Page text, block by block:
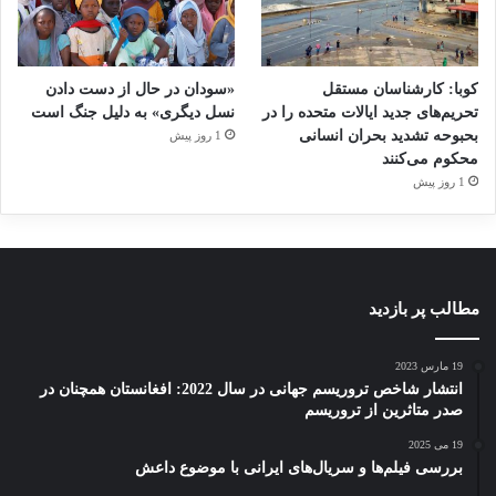
اولین‌بار کودکان را به‌عنوان موضوعی مجزا در
دستور کار صلح و امنیت قرار داد، تلاش کرده‌اند تا
با جلب‌توجه افکار عمومی جهانیان به مسائل
کودکان قربانی جنگ‌ها و نشان‌دادن درد و آلام
کودکان مانع از تکرار جنایاتی مشابه شوند؛ اما
کرد:
– وتوی قطعنامه‌های آتش‌بس توسط قدرت‌های
بزرگ در شورای امنیت.
– عدم الحاق بسیاری از کشور‌های درگیر جنگ به
کوبا: کارشناسان مستقل
تحریم‌های جدید ایالات متحده را در
بحبوحه تشدید بحران انسانی
محکوم می‌کنند
1 روز پیش
«سودان در حال از دست دادن
نسل دیگری» به دلیل جنگ است
1 روز پیش
مطالب پر بازدید
19 مارس 2023
انتشار شاخص تروریسم جهانی در سال 2022: افغانستان همچنان در
صدر متاثرین از تروریسم
19 می 2025
بررسی فیلم‌ها و سریال‌های ایرانی با موضوع داعش